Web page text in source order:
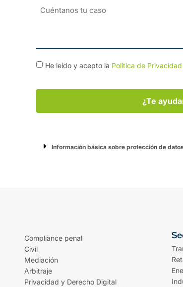
Cuéntanos
tu
Consentimiento
He leído y acepto la Política de Privacidad
Información básica sobre protección de
Compliance penal
Civil
Mediación
Arbitraje
Privacidad y Derecho Digital